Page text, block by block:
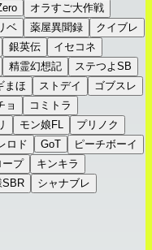
オラすご大作戦
ベ 薬屋異聞録
クイブレ
銀英伝
イセコネ
精霊幻想記
ステつよSB
まほ ストデイ
ゴブスレ
ョ
コミトラ
モン娘FL
プリノク
ロド GoT
ピーチボーイ
ープ
キンキラ
SBR
シャナブレ